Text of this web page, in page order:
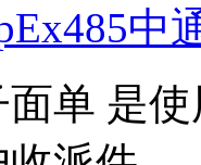
中
面单 是